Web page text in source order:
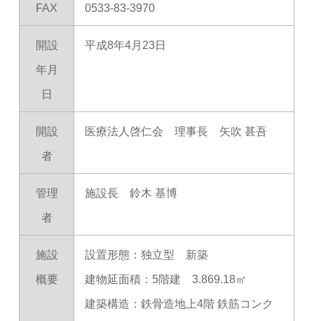
FAX 0533-83-3970
開設
年月
日
平成8年4月23日
開設
者
医療法人啓仁会 理事長 矢吹 甚吾
管理
者
施設長 鈴木 基博
施設
概要
設置形態：独立型 新築
建物延面積：5階建 3.869.18㎡
建築構造：鉄骨造地上4階 鉄筋コンク